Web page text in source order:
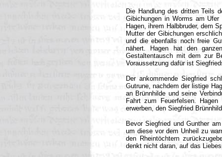
Die Handlung des dritten Teils
Gibichungen in Worms am
Hagen, ihrem Halbbruder, dem
Mutter der Gibichungen
und die ebenfalls noch freie
nähert. Hagen hat den
Gestaltentausch mit dem zur
Voraussetzung dafür ist
Der ankommende Siegfried
Gutrune, nachdem der listige
an Brünnhilde und seine
Fahrt zum Feuerfelsen.
erwerben, den Siegfried
Bevor Siegfried und Gunther
um diese vor dem Unheil zu
den Rheintöchtern
denkt nicht daran, auf das